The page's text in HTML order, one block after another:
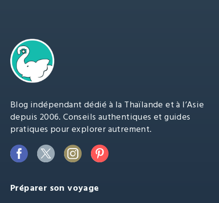
Blog indépendant dédié à la Thaïlande et à l’Asie
depuis 2006. Conseils authentiques et guides
pratiques pour explorer autrement.
Préparer son voyage